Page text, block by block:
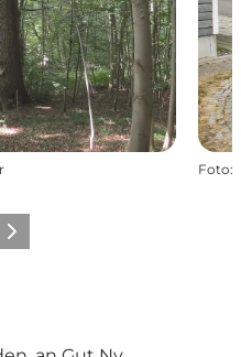
Foto:
Weiter